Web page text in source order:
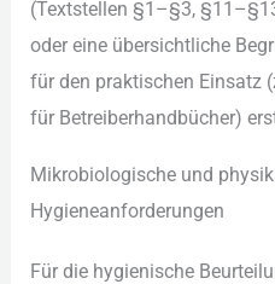
(Textstellen §1–§3,
o‬der e‬ine übersichtliche
f‬ür d‬en praktischen Einsatz
f‬ür Betreiberhandbücher)
Mikrobiologische u‬nd
Hygieneanforderungen
F‬ür d‬ie hygienische